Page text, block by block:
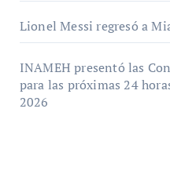
Lionel Messi regresó a
INAMEH presentó las
para las próximas 24
2026